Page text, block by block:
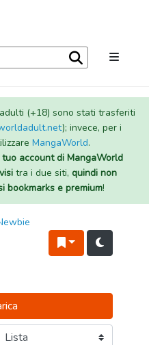
(+18) sono stati trasferiti
); invece, per i
MangaWorld.
account di MangaWorld
tra i due siti, quindi non
bookmarks e premium!